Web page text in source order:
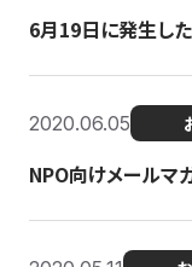
6月19日に発生し
2020.06.05
NPO向けメール